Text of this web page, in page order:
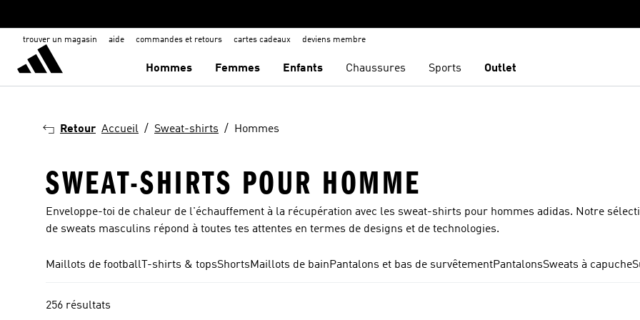
trouver un magasin aide commandes et retours cartes cadeaux deviens membre
Hommes Femmes Enfants Chaussures Sports Outlet
Retour Accueil Sweat-shirts Hommes
SWEAT-SHIRTS POUR HOMME
Enveloppe-toi de chaleur de l'échauffement à la récupération avec les sweat-shirts pour hommes adidas. Notre
de sweats masculins répond à toutes tes attentes en termes de designs et de technologies.
Maillots de football T-shirts & topsShortsMaillots de bainPantalons et bas de survêtementPantalonsSweats à capuche
256 résultats